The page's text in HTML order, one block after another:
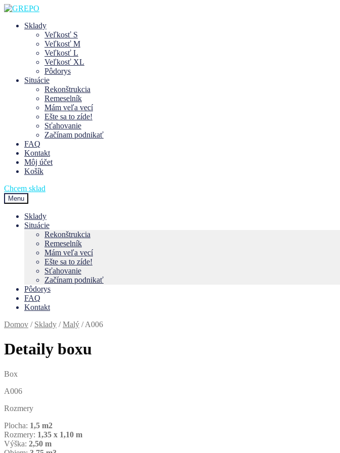
Preskočiť
navigáciu
Preskočiť
obsah
Sklady
Veľkosť S
Veľkosť M
Veľkosť L
Veľkosť XL
Pôdorys
Situácie
Rekonštrukcia
Remeselník
Mám veľa vecí
Ešte sa to zíde!
Sťahovanie
Začínam podnikať
FAQ
Kontakt
Môj účet
Košík
Chcem sklad
Menu
Sklady
Situácie
Rekonštrukcia
Remeselník
Mám veľa vecí
Ešte sa to zíde!
Sťahovanie
Začínam podnikať
Pôdorys
FAQ
Kontakt
Domov / Sklady /Malý /A006
Detaily boxu
Box
A006
Rozmery
Plocha: 1,5 m2
Rozmery: 1,35 x 1,10 m
Výška: 2,50 m